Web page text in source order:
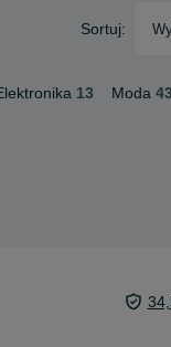
Sortuj:
13 Moda 43